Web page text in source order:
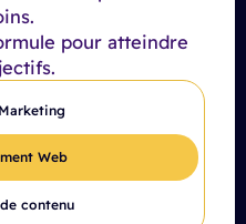
pour atteindre
Web
contenu